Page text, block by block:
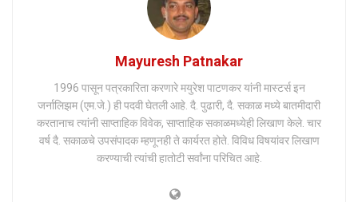
Mayuresh Patnakar
1996 पासून पत्रकारिता करणारे मयुरेश पाटणकर यांनी मास्टर्स इन
जर्नालिझम (एम.जे.) ही पदवी घेतली आहे. दै. पुढारी, दै. सकाळ मध्ये बातमीदारी
करतानाच त्यांनी साप्ताहिक विवेक, साप्ताहिक सकाळमध्येही लिखाण केले. चार
वर्ष दै. सकाळचे उपसंपादक म्हणूनही ते कार्यरत होते. विविध विषयांवर लिखाण
करण्याची त्यांची हातोटी सर्वांना परिचित आहे.